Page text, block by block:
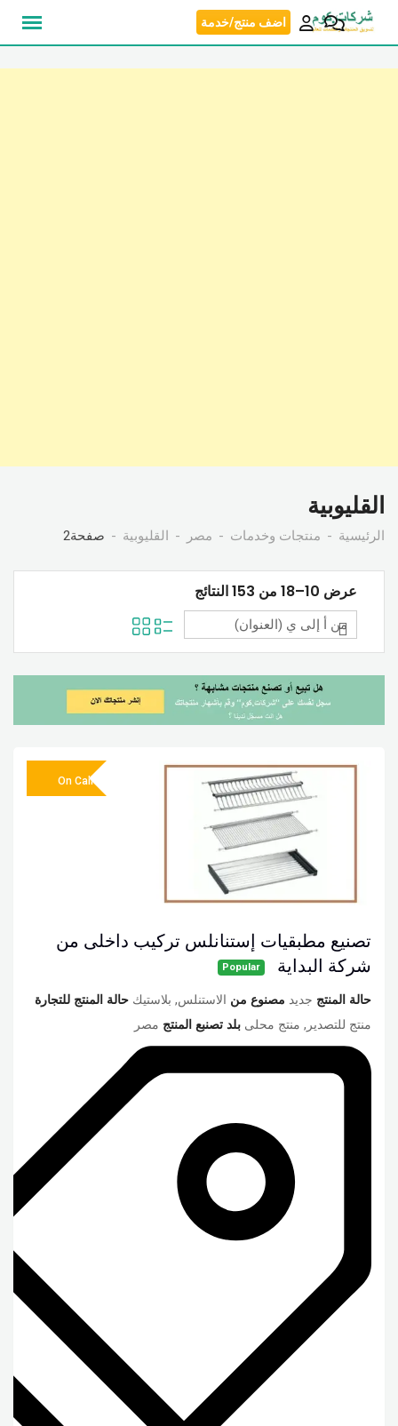
انتقل
اضف منتج/خدمة
القليوبية
الرئيسية منتجات وخدمات مصر القليوبية صفحة2
عرض 10–18 من 153 النتائج
تصنيع مطبقيات إستنانلس تركيب داخلى من
شركة البداية
Popular
حالة المنتج جديد مصنوع من الاستنلس, بلاستيك حالة المنتج للتجارة
منتج للتصدير, منتج محلى بلد تصنبع المنتج مصر
On Call